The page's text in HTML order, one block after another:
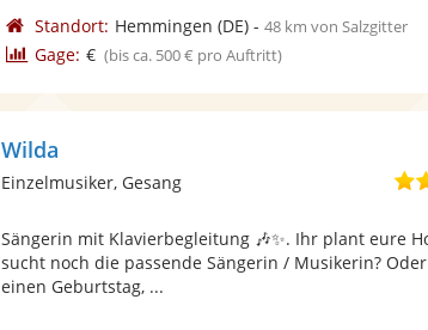
Standort: Hemmingen (DE)- 48 km von Salzgitter
Gage: € (bis ca. 500 € pro Auftritt)
Wilda
Einzelmusiker, Gesang
Sängerin mit Klavierbegleitung 🎶✨. Ihr plant eure
sucht noch die passende Sängerin / Musikerin?
einen Geburtstag, ...